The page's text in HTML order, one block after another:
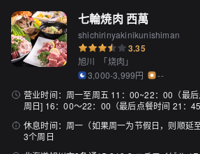
七輪焼肉 西萬
shichirinyakinikunishiman
3.35
旭川 「烧肉 」
3,000-3,999円
--
营业时间： 周一至周五 11：00~22：00（最
周日] 16：00〜22：00（最后点餐时间 21：
休息时间： 周一（如果周一为节假日，则顺延
3个周日